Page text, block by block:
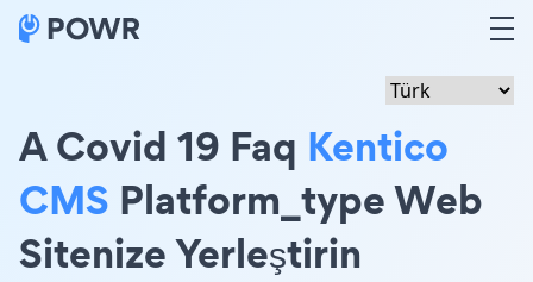
A Covid 19 Faq Kentico
CMS Platform_type Web
Sitenize Yerleştirin